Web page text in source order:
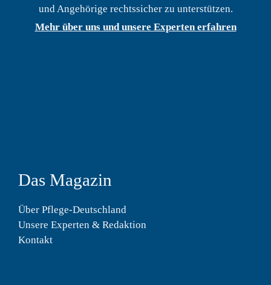
und Angehörige rechtssicher zu unterstützen.
Mehr über uns und unsere Experten erfahren
Das Magazin
Über Pflege-Deutschland
Unsere Experten & Redaktion
Kontakt